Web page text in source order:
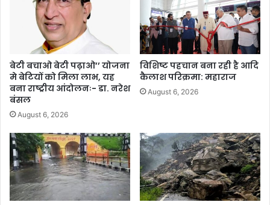
बेटी बचाओ बेटी पढ़ाओ’’ योजना
मे बेटियों को मिला लाभ, यह
बना राष्ट्रीय आंदोलनः- डा. नरेश
बंसल
August 6, 2026
विशिष्ट पहचान बना रही है आदि
कैलाश परिक्रमा: महाराज
August 6, 2026